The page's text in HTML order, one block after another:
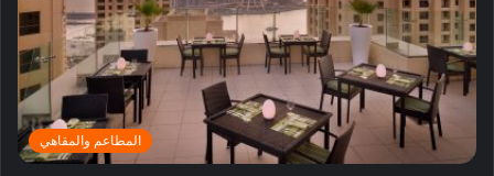
المطاعم والمقاهي